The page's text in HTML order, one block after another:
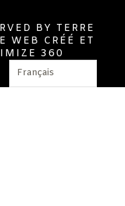
BY TERRE
WEB CRÉÉ ET
360
Français